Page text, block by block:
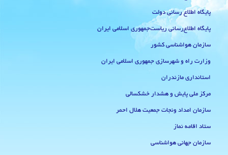
پایگاه اطلاع رسانی دولت
پایگاه اطلاع‌رسانی ریاست‌جمهوری اسلامی ایران
سازمان هواشناسی کشور
وزارت راه و شهرسازی جمهوری اسلامی ایران
استانداری مازندران
مرکز ملی پایش و هشدار خشکسالی
سازمان امداد ونجات جمعیت هلال احمر
ستاد اقامه نماز
سازمان جهانی هواشناسی